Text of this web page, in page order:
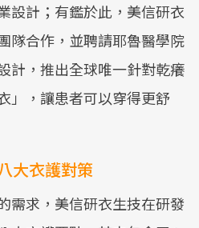
設計；有鑑於此，美信研衣
隊合作，並聘請耶魯醫學院
計，推出全球唯一針對乾癢
」，讓患者可以穿得更舒
大衣護對策
需求，美信研衣生技在研發